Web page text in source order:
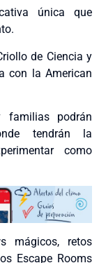
única que
de Ciencia y
con la American
familias podrán
tendrán la
como
mágicos, retos
Escape Rooms